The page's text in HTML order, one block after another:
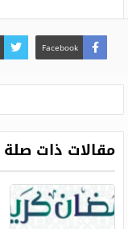
Facebook
مقالات ذات صلة